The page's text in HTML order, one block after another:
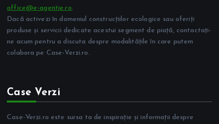
office@e-agentie.ro.
Dacă activezi în domeniul construcțiilor ecologice sau oferiți
produse și servicii dedicate acestui segment de piață, contactați-
ne acum pentru a discuta despre modalitățile în care putem
colabora pe Case-Verzi.ro.
Case Verzi
Case-Verzi.ro este sursa ta de inspirație și informații despre